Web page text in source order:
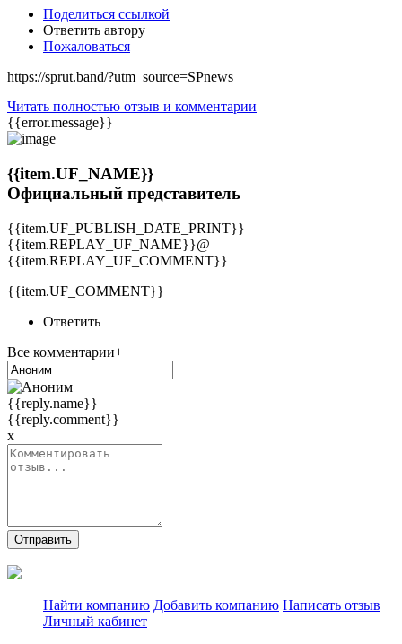
Поделиться ссылкой
Ответить автору
Пожаловаться
https://sprut.band/?utm_source=SPnews
Читать полностью отзыв и комментарии
{{error.message}}
{{item.UF_NAME}}
Официальный представитель
{{item.UF_PUBLISH_DATE_PRINT}}
{{item.REPLAY_UF_NAME}}@
{{item.REPLAY_UF_COMMENT}}
{{item.UF_COMMENT}}
Ответить
Все комментарии+
{{reply.name}}
{{reply.comment}}
x
Отправить
Найти компанию Добавить компанию Написать отзыв
Личный кабинет